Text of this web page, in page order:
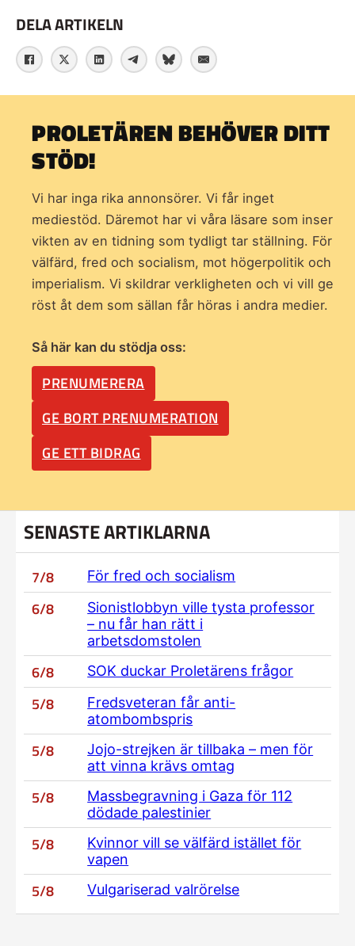
DELA ARTIKELN
PROLETÄREN BEHÖVER DITT
STÖD!
Vi har inga rika annonsörer. Vi får inget
mediestöd. Däremot har vi våra läsare som inser
vikten av en tidning som tydligt tar ställning. För
välfärd, fred och socialism, mot högerpolitik och
imperialism. Vi skildrar verkligheten och vi vill ge
röst åt dem som sällan får höras i andra medier.
Så här kan du stödja oss:
PRENUMERERA
GE BORT PRENUMERATION
GE ETT BIDRAG
SENASTE ARTIKLARNA
7/8 För fred och socialism
6/8
Sionistlobbyn ville tysta professor
– nu får han rätt i
arbetsdomstolen
6/8 SOK duckar Proletärens frågor
5/8
Fredsveteran får anti-
atombombspris
5/8
Jojo-strejken är tillbaka – men för
att vinna krävs omtag
5/8
Massbegravning i Gaza för 112
dödade palestinier
5/8
Kvinnor vill se välfärd istället för
vapen
5/8 Vulgariserad valrörelse